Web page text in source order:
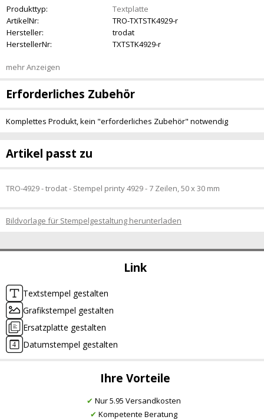
Link
Textstempel gestalten
Grafikstempel gestalten
Ersatzplatte gestalten
Datumstempel gestalten
Ihre Vorteile
✔ Nur 5.95 Versandkosten
✔ Kompetente Beratung
Produkttyp:
Textplatte
ArtikelNr:
TRO-TXTSTK4929-r
Hersteller:
trodat
HerstellerNr:
TXTSTK4929-r
mehr Anzeigen
Erforderliches Zubehör
Komplettes Produkt, kein "erforderliches Zubehör" notwendig
Artikel passt zu
TRO-4929 - trodat - Stempel printy 4929 - 7 Zeilen, 50 x 30 mm
Bildvorlage für Stempelgestaltung herunterladen